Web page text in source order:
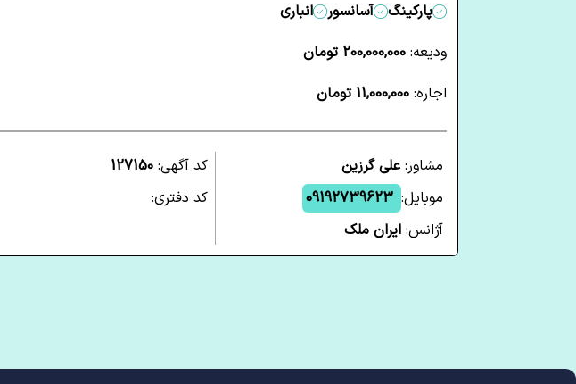
پارکینگ آسانسور
انباری
ودیعه: 200,000,000 تومان
اجاره: 11,000,000 تومان
مشاور: علی گرزین
موبایل: 09192739623
آژانس: ایران ملک
کد آگهی: 127150
کد دفتری: